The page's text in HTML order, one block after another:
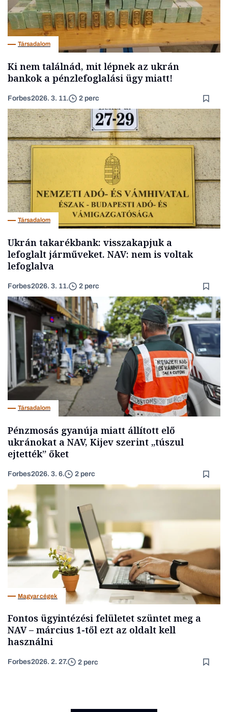
Társadalom
Ki nem találnád, mit lépnek az ukrán
bankok a pénzlefoglalási ügy miatt!
Forbes2026. 3. 11. 2 perc
Társadalom
Ukrán takarékbank: visszakapjuk a
lefoglalt járműveket. NAV: nem is voltak
lefoglalva
Forbes2026. 3. 11. 2 perc
Társadalom
Pénzmosás gyanúja miatt állított elő
ukránokat a NAV, Kijev szerint „túszul
ejtették” őket
Forbes2026. 3. 6. 2 perc
Magyar cégek
Fontos ügyintézési felületet szüntet meg a
NAV – március 1-től ezt az oldalt kell
használni
Forbes2026. 2. 27. 2 perc